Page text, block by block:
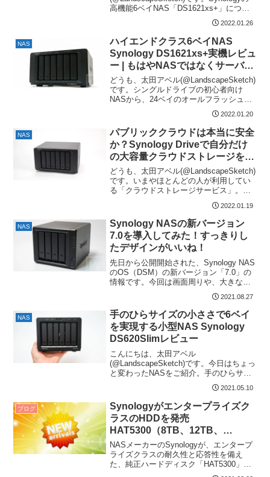
高機能6ベイNAS「DS1621xs+」につい
て記事を書いています。以前の記事...
2022.01.26
NAS
ハイエンドクラス6ベイNAS
Synology DS1621xs+実機レビュ
ー | もはやNASではなくサーバー
だ！
どうも、太田アベル(@LandscapeSketch)
です。シングルドライブの初心者向け
NASから、24ベイのオールフラッシュエ
ンタープライズNASまで、幅広い...
2022.01.20
NAS
パブリッククラウドは本当に安全
か？Synology Driveで自分だけ
の大容量クラウドストレージを作
る
どうも、太田アベル(@LandscapeSketch)
です。いまやほとんどの人が利用してい
る「クラウドストレージサービス」。
2022.01.19
NAS
Synology NASの新バージョン
7.0を導入してみた！すっきりし
たデザインがいいね！
先日から公開開始された、Synology NAS
のOS（DSM）の新バージョン「7.0」の
情報です。今回は画面周りや、大きな変
更を紹介します。アップデート前には...
2021.08.27
NAS
手のひらサイズの小ささで6ベイ
を実現する小型NAS Synology
DS620Slimレビュー
こんにちは、太田アベル
(@LandscapeSketch)です。今日はちょっ
と変わったNASをご紹介。手のひらサイ
ズ（と言うにはちょっと大きいか？）
2021.05.10
ブログ
Synologyがエンタープライズク
ラスのHDDを発売
HAT5300（8TB、12TB、
16TB）
NASメーカーのSynologyが、エンタープ
ライズクラスの耐久性と応答性を備え
た、純正ハードディスク「HAT5300」シ
リーズを発売しました。容量は8TB、1...